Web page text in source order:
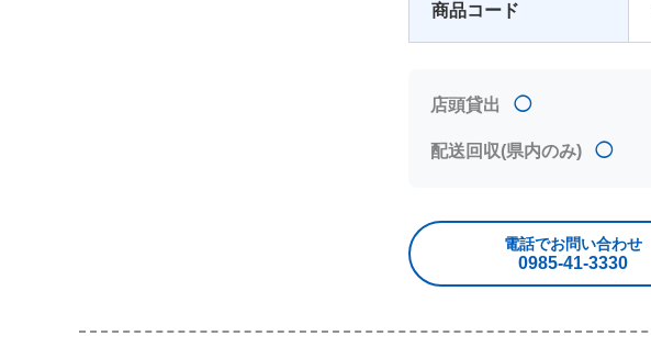
商品コード
店頭貸出 ◯
配送回収(県内のみ) ◯
電話でお問い合わせ
0985‐41‐3330